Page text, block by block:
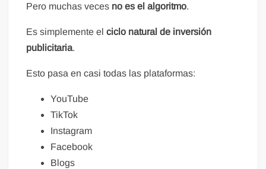
Pero muchas veces no es el algoritmo.
Es simplemente elciclo natural de inversión
publicitaria.
Esto pasa en casi todas las plataformas:
YouTube
TikTok
Instagram
Facebook
Blogs